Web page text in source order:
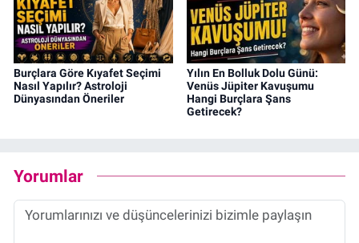
Burçlara Göre Kıyafet Seçimi
Nasıl Yapılır? Astroloji
Dünyasından Öneriler
Yılın En Bolluk Dolu Günü:
Venüs Jüpiter Kavuşumu
Hangi Burçlara Şans
Getirecek?
Yorumlar